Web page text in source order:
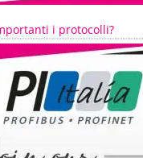
i protocolli?